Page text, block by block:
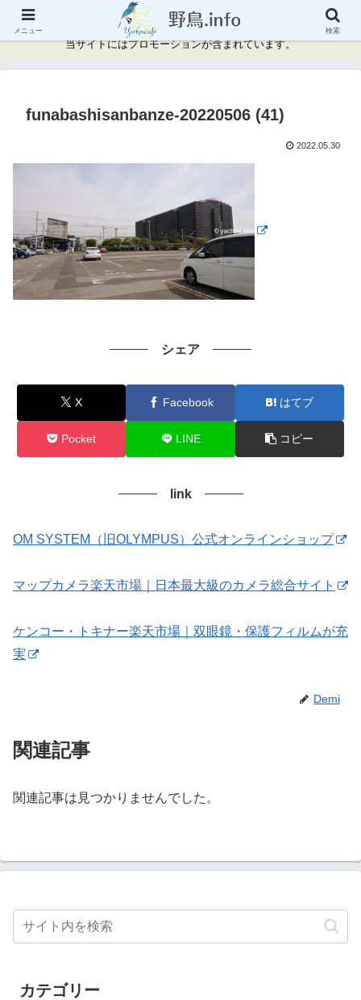
神奈川県周辺の野鳥情報と記録
当サイトにはプロモーションが含まれています。
funabashisanbanze-20220506 (41)
2022.05.30
シェア
X Facebook はてブ
Pocket LINE コピー
link
OM SYSTEM（旧OLYMPUS）公式オンラインショップ
マップカメラ楽天市場｜日本最大級のカメラ総合サイト
ケンコー・トキナー楽天市場｜双眼鏡・保護フィルムが充
実
Demi
関連記事
関連記事は見つかりませんでした。
カテゴリー
メニュー 検索